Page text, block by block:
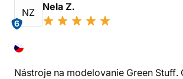
NZ
6
Nela Z.
Nástroje na modelovanie Green Stuff.